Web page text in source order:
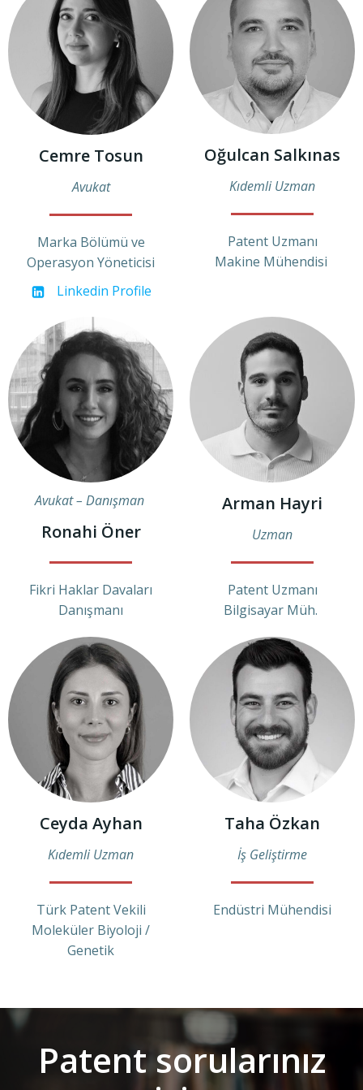
Cemre Tosun
Avukat
Marka Bölümü ve
Operasyon Yöneticisi
Linkedin Profile
Oğulcan Salkınas
Kıdemli Uzman
Patent Uzmanı
Makine Mühendisi
Avukat – Danışman
Ronahi Öner
Fikri Haklar Davaları
Danışmanı
Arman Hayri
Uzman
Patent Uzmanı
Bilgisayar Müh.
Ceyda Ayhan
Kıdemli Uzman
Türk Patent Vekili
Moleküler Biyoloji /
Genetik
Taha Özkan
İş Geliştirme
Endüstri Mühendisi
Patent sorularınız